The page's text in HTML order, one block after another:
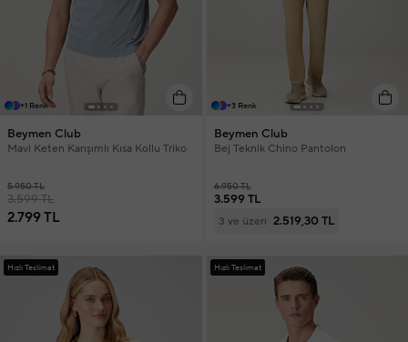
+1 Renk
Beymen Club
Mavi Keten Karışımlı Kısa Kollu Triko
5.950 TL
3.599 TL
2.799 TL
+3 Renk
Beymen Club
Bej Teknik Chino Pantolon
6.950 TL
3.599 TL
3 ve üzeri 2.519,30 TL
Hızlı Teslimat Hızlı Teslimat